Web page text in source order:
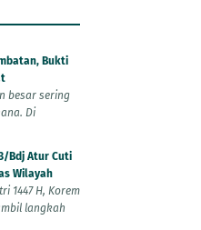
Bukti
besar sering
Di
Bdj Atur Cuti
Wilayah
1447 H, Korem
langkah